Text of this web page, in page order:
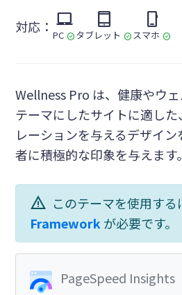
対応： laptop_mac
PC check_circle
tablet_mac
タブレット check_circle
phone_iphone
スマホ check_circle
Wellness Pro は、健康やウ
テーマにしたサイトに適し
レーションを与えるデザイ
者に積極的な印象を与えます。
warning このテーマを使用する
Framework が必要です。
PageSpeed Insights